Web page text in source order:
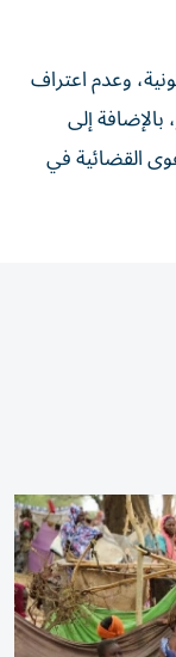
وعدم اعتراف
إلى
القضائية في